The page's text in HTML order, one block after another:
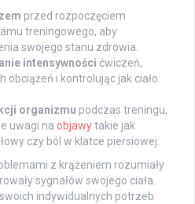
przed rozpoczęciem
treningowego, aby
swojego stanu zdrowia.
intensywności ćwiczeń,
obciążeń i kontrolując jak ciało
organizmu podczas treningu,
uwagi na objawytakie jak
czy ból w klatce piersiowej.
z krążeniem rozumiały
sygnałów swojego ciała.
indywidualnych potrzeb